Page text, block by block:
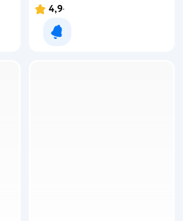
4,9
Уведомить о появлении